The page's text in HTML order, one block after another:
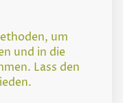
um
und in die
Lass den